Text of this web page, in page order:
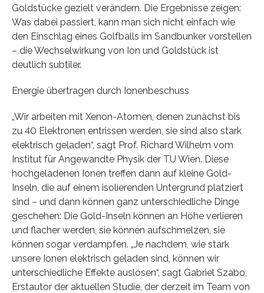
Goldstücke gezielt verändern. Die Ergebnisse zeigen:
Was dabei passiert, kann man sich nicht einfach wie
den Einschlag eines Golfballs im Sandbunker vorstellen
– die Wechselwirkung von Ion und Goldstück ist
deutlich subtiler.
Energie übertragen durch Ionenbeschuss
„Wir arbeiten mit Xenon-Atomen, denen zunächst bis
zu 40 Elektronen entrissen werden, sie sind also stark
elektrisch geladen“, sagt Prof. Richard Wilhelm vom
Institut für Angewandte Physik der TU Wien. Diese
hochgeladenen Ionen treffen dann auf kleine Gold-
Inseln, die auf einem isolierenden Untergrund platziert
sind – und dann können ganz unterschiedliche Dinge
geschehen: Die Gold-Inseln können an Höhe verlieren
und flacher werden, sie können aufschmelzen, sie
können sogar verdampfen. „Je nachdem, wie stark
unsere Ionen elektrisch geladen sind, können wir
unterschiedliche Effekte auslösen“, sagt Gabriel Szabo,
Erstautor der aktuellen Studie, der derzeit im Team von